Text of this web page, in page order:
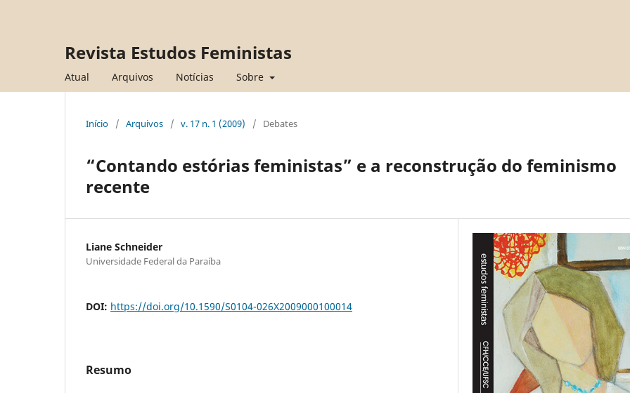
Revista Estudos Feministas
Atual Arquivos Notícias Sobre
Início / Arquivos / v. 17 n. 1 (2009) / Debates
“Contando estórias feministas” e a reconstrução do feminismo
recente
Liane Schneider
Universidade Federal da Paraíba
DOI: https://doi.org/10.1590/S0104-026X2009000100014
Resumo